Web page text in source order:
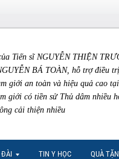
Tiến sĩ NGUYỄN THIỆN
BÁ TOÀN, hỗ trợ điều trị
giới an toàn và hiệu quả cao
giới có tiền sử Thủ dâm nhiều
cải thiện nhiều
ĐÀI TIN Y HỌC QUÀ